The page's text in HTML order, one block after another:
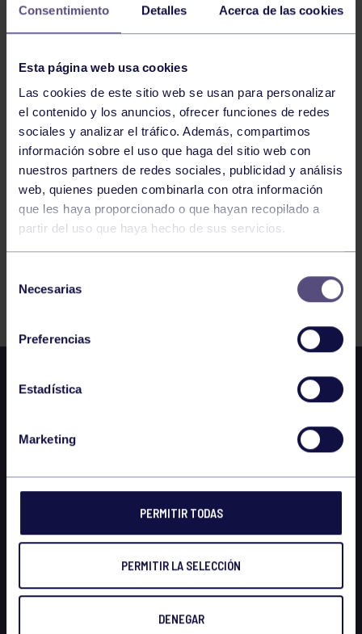
Consentimiento Detalles Acerca de las cookies
Esta página web usa cookies
Las cookies de este sitio web se usan para personalizar
el contenido y los anuncios, ofrecer funciones de redes
sociales y analizar el tráfico. Además, compartimos
información sobre el uso que haga del sitio web con
nuestros partners de redes sociales, publicidad y análisis
web, quienes pueden combinarla con otra información
que les haya proporcionado o que hayan recopilado a
partir del uso que haya hecho de sus servicios.
Necesarias
Preferencias
Estadística
Marketing
PERMITIR TODAS
PERMITIR LA SELECCIÓN
DENEGAR
MARZO 2026
22:15h RGCC
LIGA INTERCENTROS: ADULTOS B –
SEGURIDAD SOCIAL
127 128 129 130 131 132 133
FILTRAR